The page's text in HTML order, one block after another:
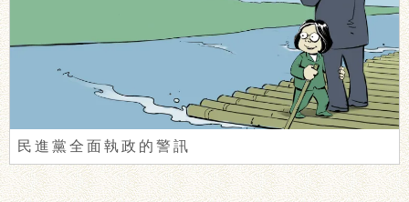
民進黨全面執政的警訊